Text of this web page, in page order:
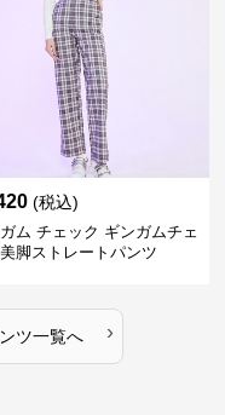
(税込)
ム チェック ギンガムチェ
脚ストレートパンツ
ツ一覧へ ›